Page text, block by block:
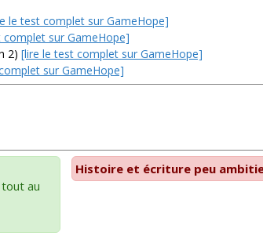
le test complet sur GameHope]
complet sur GameHope]
2) [lire le test complet sur GameHope]
sur GameHope]
au
Histoire et écriture peu